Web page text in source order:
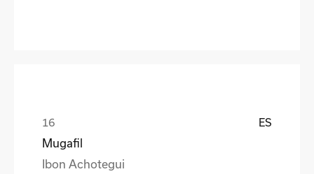
ES
Mugafil
Ibon Achotegui